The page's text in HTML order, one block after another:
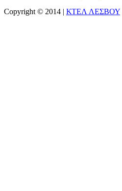
Copyright © 2014 | ΚΤΕΛ ΛΕΣΒΟΥ